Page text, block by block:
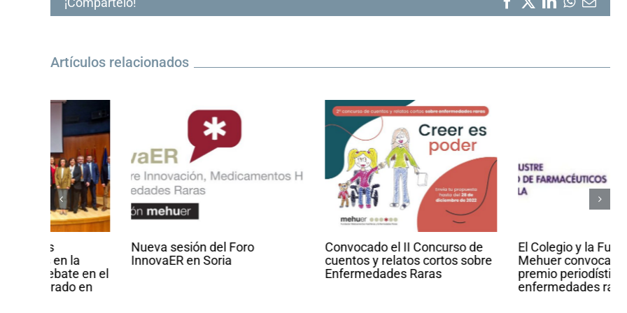
Artículos relacionados
Nueva sesión del Foro
InnovaER en Soria
Convocado el II Concurso de
cuentos y relatos cortos sobre
Enfermedades Raras
El Colegio y la Fundación
Mehuer convocan el noveno
premio periodístico sobre
enfermedades raras